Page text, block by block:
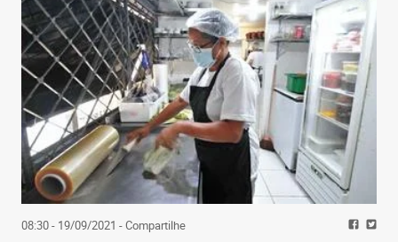
08:30 - 19/09/2021 - Compartilhe